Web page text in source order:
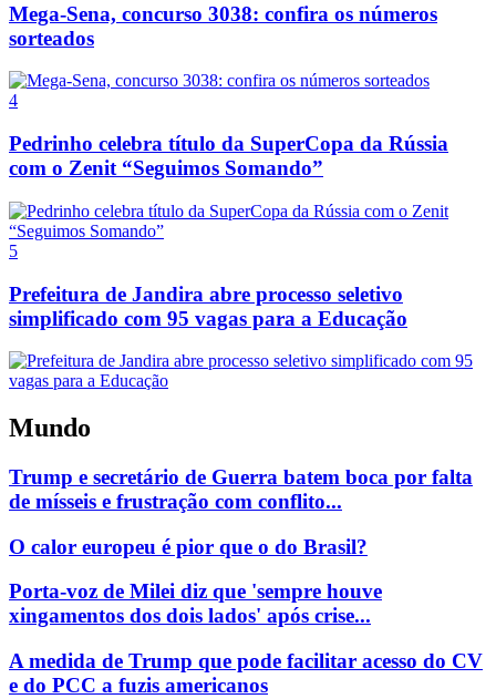
Mega-Sena, concurso 3038: confira os números
sorteados
4
Pedrinho celebra título da SuperCopa da Rússia
com o Zenit “Seguimos Somando”
5
Prefeitura de Jandira abre processo seletivo
simplificado com 95 vagas para a Educação
Mundo
Trump e secretário de Guerra batem boca por falta
de mísseis e frustração com conflito...
O calor europeu é pior que o do Brasil?
Porta-voz de Milei diz que 'sempre houve
xingamentos dos dois lados' após crise...
A medida de Trump que pode facilitar acesso do CV
e do PCC a fuzis americanos